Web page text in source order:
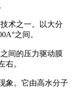
术之一。以大分
之间。
间的压力驱动膜
右。
象。它由高水分子